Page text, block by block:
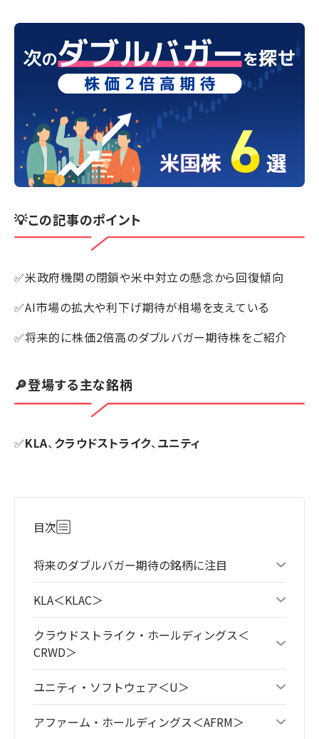
💡この記事のポイント
✅米政府機関の閉鎖や米中対立の懸念から回復傾向
✅AI市場の拡大や利下げ期待が相場を支えている
✅将来的に株価2倍高のダブルバガー期待株をご紹介
🔎登場する主な銘柄
✅KLA、クラウドストライク、ユニティ
目次
将来のダブルバガー期待の銘柄に注目
KLA＜KLAC＞
クラウドストライク・ホールディングス＜
CRWD＞
ユニティ・ソフトウェア＜U＞
アファーム・ホールディングス＜AFRM＞